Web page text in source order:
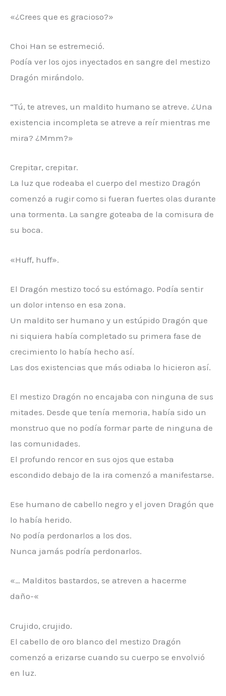
«¿Crees que es gracioso?»
Choi Han se estremeció.
Podía ver los ojos inyectados en sangre del mestizo
Dragón mirándolo.
“Tú, te atreves, un maldito humano se atreve. ¿Una
existencia incompleta se atreve a reír mientras me
mira? ¿Mmm?»
Crepitar, crepitar.
La luz que rodeaba el cuerpo del mestizo Dragón
comenzó a rugir como si fueran fuertes olas durante
una tormenta. La sangre goteaba de la comisura de
su boca.
«Huff, huff».
El Dragón mestizo tocó su estómago. Podía sentir
un dolor intenso en esa zona.
Un maldito ser humano y un estúpido Dragón que
ni siquiera había completado su primera fase de
crecimiento lo había hecho así.
Las dos existencias que más odiaba lo hicieron así.
El mestizo Dragón no encajaba con ninguna de sus
mitades. Desde que tenía memoria, había sido un
monstruo que no podía formar parte de ninguna de
las comunidades.
El profundo rencor en sus ojos que estaba
escondido debajo de la ira comenzó a manifestarse.
Ese humano de cabello negro y el joven Dragón que
lo había herido.
No podía perdonarlos a los dos.
Nunca jamás podría perdonarlos.
«… Malditos bastardos, se atreven a hacerme
daño-«
Crujido, crujido.
El cabello de oro blanco del mestizo Dragón
comenzó a erizarse cuando su cuerpo se envolvió
en luz.